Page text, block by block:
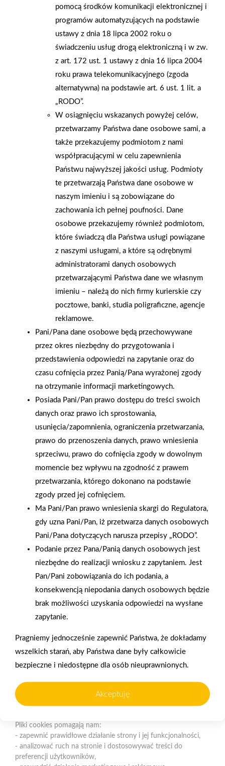
względu na porę roku i temperaturę oraz bez konieczności
długiego wietrzenia i demontażu istniejącej zabudowy.
AKTUALNOŚCI
firmowa eSkarbonka na
rzecz gastroenterologii
dziecięcej
Grupy PSB. Sieć kończy
rok strategicznym
otwarciem po
rebrandingu
2025-12-31
Otwarcie sklepu PSB
Mrówka w Wyrzysku
Gwarancja jakości
naszych produktów
Zakupy w systemie
ul. Św. Ducha 12, 88-320 Strzelno (parking, plac składowy,
magazyn - wjazd od ul. Michelsona 19)
pomocą środków komunikacji elektronicznej i
programów automatyzujących na podstawie
ustawy z dnia 18 lipca 2002 roku o
świadczeniu usług drogą elektroniczną i w zw.
z art. 172 ust. 1 ustawy z dnia 16 lipca 2004
roku prawa telekomunikacyjnego (zgoda
alternatywna) na podstawie art. 6 ust. 1 lit. a
„RODO”.
W osiągnięciu wskazanych powyżej celów,
przetwarzamy Państwa dane osobowe sami, a
także przekazujemy podmiotom z nami
współpracującymi w celu zapewnienia
Państwu najwyższej jakości usług. Podmioty
te przetwarzają Państwa dane osobowe w
naszym imieniu i są zobowiązane do
zachowania ich pełnej poufności. Dane
osobowe przekazujemy również podmiotom,
które świadczą dla Państwa usługi powiązane
z naszymi usługami, a które są odrębnymi
administratorami danych osobowych
przetwarzającymi Państwa dane we własnym
imieniu – należą do nich firmy kurierskie czy
pocztowe, banki, studia poligraficzne, agencje
reklamowe.
Pani/Pana dane osobowe będą przechowywane
przez okres niezbędny do przygotowania i
przedstawienia odpowiedzi na zapytanie oraz do
czasu cofnięcia przez Panią/Pana wyrażonej zgody
na otrzymanie informacji marketingowych.
Posiada Pani/Pan prawo dostępu do treści swoich
danych oraz prawo ich sprostowania,
usunięcia/zapomnienia, ograniczenia przetwarzania,
prawo do przenoszenia danych, prawo wniesienia
sprzeciwu, prawo do cofnięcia zgody w dowolnym
momencie bez wpływu na zgodność z prawem
przetwarzania, którego dokonano na podstawie
zgody przed jej cofnięciem.
Ma Pani/Pan prawo wniesienia skargi do Regulatora,
gdy uzna Pani/Pan, iż przetwarza danych osobowych
Pani/Pana dotyczących narusza przepisy „RODO”.
Podanie przez Pana/Panią danych osobowych jest
niezbędne do realizacji wniosku z zapytaniem. Jest
Pan/Pani zobowiązania do ich podania, a
konsekwencją niepodania danych osobowych będzie
brak możliwości uzyskania odpowiedzi na wysłane
zapytanie.
Pragniemy jednocześnie zapewnić Państwa, że dokładamy
wszelkich starań, aby Państwa dane były całkowicie
bezpieczne i niedostępne dla osób nieuprawnionych.
Akceptuję
Polityka plików cookies
Nasz serwis internetowy wykorzystuje pliki cookies w celu
użytkowania oraz analizy ruchu na stronie.
użytkownika (komputerze, tablecie, smartfonie) podczas
korzystania z naszej strony internetowej. Pliki te mogą być
partnerów, np. dostawców narzędzi analitycznych.
Do czego wykorzystujemy pliki cookies?
Pliki cookies pomagają nam:
- zapewnić prawidłowe działanie strony i jej funkcjonalności,
- analizować ruch na stronie i dostosowywać treści do
preferencji użytkowników,